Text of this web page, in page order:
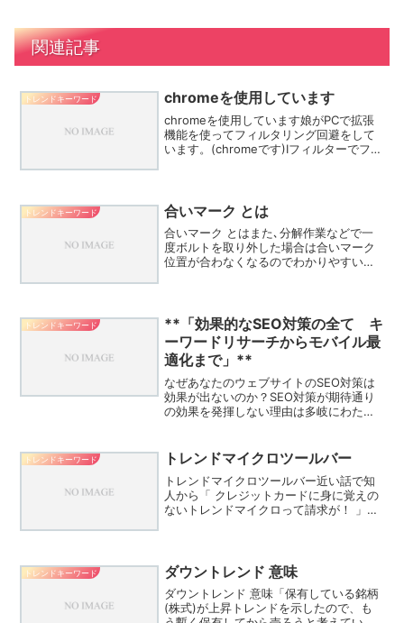
関連記事
トレンドキーワード chromeを使用しています
chromeを使用しています娘がPCで拡張
機能を使ってフィルタリング回避をして
います。(chromeです)Iフィルターでフィ
してい...
トレンドキーワード 合いマーク とは
合いマーク とはまた､分解作業などで一
度ボルトを取り外した場合は合いマーク
位置が合わなくなるのでわかりやすいよ
の支柱やボルトの色が淡...
トレンドキーワード
**「効果的なSEO対策の全て キ
ーワードリサーチからモバイル最
適化まで」**
なぜあなたのウェブサイトのSEO対策は
効果が出ないのか？SEO対策が期待通り
の効果を発揮しない理由は多岐にわたり
ンテンツの質と関連性の不足根拠検索エ
ンジン、特にGo...
トレンドキーワード トレンドマイクロツールバー
トレンドマイクロツールバー近い話で知
人から「 クレジットカードに身に覚えの
ないトレンドマイクロって請求が！ 」と
の設定を調整す...
トレンドキーワード ダウントレンド 意味
ダウントレンド 意味「保有している銘柄
(株式)が上昇トレンドを示したので、も